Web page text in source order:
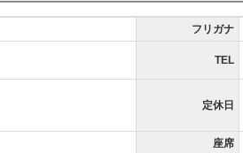
フリガナ
TEL
定休日
座席